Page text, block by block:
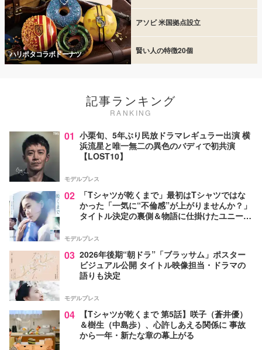
ハリポタコラボドーナツ
アソビ 米国拠点設立
賢い人の特徴20個
記事ランキング
RANKING
01 小栗旬、5年ぶり民放ドラマレギュラー出演 横
浜流星と唯一無二の異色のバディで初共演
【LOST10】
モデルプレス
02
「Tシャツが乾くまで」最初はTシャツではな
かった「一気に“不倫感”が上がりませんか？」
タイトル決定の裏側＆物語に仕掛けたユニーク
モデルプレス
03 2026年後期“朝ドラ”「ブラッサム」ポスター
ビジュアル公開 タイトル映像担当・ドラマの
語りも決定
モデルプレス
04
【Tシャツが乾くまで 第5話】咲子（蒼井優）
＆樹生（中島歩）、心許しあえる関係に 事故
から一年・新たな章の幕上がる